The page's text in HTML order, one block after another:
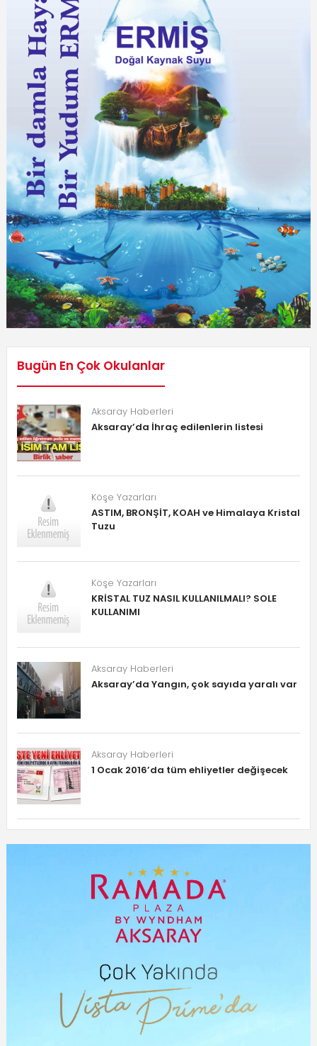
Bugün En Çok Okulanlar
Aksaray Haberleri
Aksaray’da İhraç edilenlerin listesi
Köşe Yazarları
ASTIM, BRONŞİT, KOAH ve Himalaya Kristal
Tuzu
Köşe Yazarları
KRİSTAL TUZ NASIL KULLANILMALI? SOLE
KULLANIMI
Aksaray Haberleri
Aksaray’da Yangın, çok sayıda yaralı var
Aksaray Haberleri
1 Ocak 2016’da tüm ehliyetler değişecek